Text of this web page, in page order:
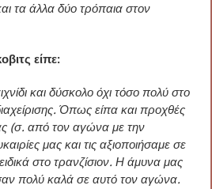
τα άλλα δύο τρόπαια στον
είπε:
και δύσκολο όχι τόσο πολύ στο
Όπως είπα και προχθές
(σ. από τον αγώνα με την
μας και τις αξιοποιήσαμε σε
στο τρανζίσιον. Η άμυνα μας
πολύ καλά σε αυτό τον αγώνα.